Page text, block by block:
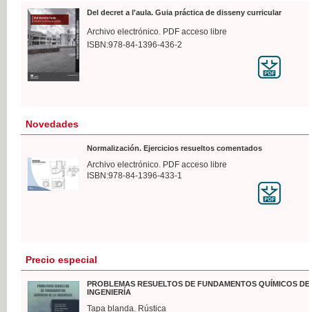
Del decret a l'aula. Guia práctica de disseny curricular
Archivo electrónico. PDF acceso libre
ISBN:978-84-1396-436-2
Novedades
Normalización. Ejercicios resueltos comentados
Archivo electrónico. PDF acceso libre
ISBN:978-84-1396-433-1
Precio especial
PROBLEMAS RESUELTOS DE FUNDAMENTOS QUÍMICOS
INGENIERÍA
Tapa blanda. Rústica